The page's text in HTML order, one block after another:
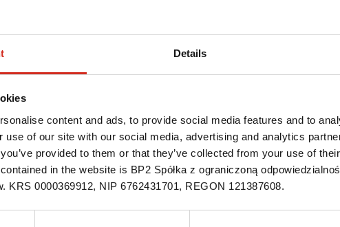
Details
content and ads, to provide social media features and to
use of our site with our social media, advertising and analytics
provided to them or that they’ve collected from your use of
in the website is BP2 Spółka z ograniczoną
KRS 0000369912, NIP 6762431701, REGON 121387608.